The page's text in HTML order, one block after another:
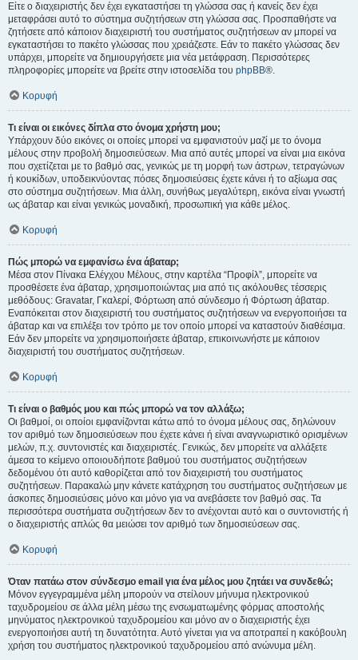
Είτε ο διαχειριστής δεν έχει εγκαταστήσει τη γλώσσα σας ή κανείς δεν έχει
μεταφράσει αυτό το σύστημα συζητήσεων στη γλώσσα σας. Προσπαθήστε να
ζητήσετε από κάποιον διαχειριστή του συστήματος συζητήσεων αν μπορεί να
εγκαταστήσει το πακέτο γλώσσας που χρειάζεστε. Εάν το πακέτο γλώσσας δεν
υπάρχει, μπορείτε να δημιουργήσετε μια νέα μετάφραση. Περισσότερες
πληροφορίες μπορείτε να βρείτε στην ιστοσελίδα του phpBB®.
Κορυφή
Τι είναι οι εικόνες δίπλα στο όνομα χρήστη μου;
Υπάρχουν δύο εικόνες οι οποίες μπορεί να εμφανιστούν μαζί με το όνομα
μέλους στην προβολή δημοσιεύσεων. Μια από αυτές μπορεί να είναι μια εικόνα
που σχετίζεται με το βαθμό σας, γενικώς με τη μορφή των άστρων, τετραγώνων
ή κουκίδων, υποδεικνύοντας πόσες δημοσιεύσεις έχετε κάνει ή το αξίωμα σας
στο σύστημα συζητήσεων. Μια άλλη, συνήθως μεγαλύτερη, εικόνα είναι γνωστή
ως άβαταρ και είναι γενικώς μοναδική, προσωπική για κάθε μέλος.
Κορυφή
Πώς μπορώ να εμφανίσω ένα άβαταρ;
Μέσα στον Πίνακα Ελέγχου Μέλους, στην καρτέλα “Προφίλ”, μπορείτε να
προσθέσετε ένα άβαταρ, χρησιμοποιώντας μια από τις ακόλουθες τέσσερις
μεθόδους: Gravatar, Γκαλερί, Φόρτωση από σύνδεσμο ή Φόρτωση άβαταρ.
Εναπόκειται στον διαχειριστή του συστήματος συζητήσεων να ενεργοποιήσει τα
άβαταρ και να επιλέξει τον τρόπο με τον οποίο μπορεί να καταστούν διαθέσιμα.
Εάν δεν μπορείτε να χρησιμοποιήσετε άβαταρ, επικοινωνήστε με κάποιον
διαχειριστή του συστήματος συζητήσεων.
Κορυφή
Τι είναι ο βαθμός μου και πώς μπορώ να τον αλλάξω;
Οι βαθμοί, οι οποίοι εμφανίζονται κάτω από το όνομα μέλους σας, δηλώνουν
τον αριθμό των δημοσιεύσεων που έχετε κάνει ή είναι αναγνωριστικό ορισμένων
μελών, π.χ. συντονιστές και διαχειριστές. Γενικώς, δεν μπορείτε να αλλάξετε
άμεσα το κείμενο οποιουδήποτε βαθμού του συστήματος συζητήσεων
δεδομένου ότι αυτό καθορίζεται από τον διαχειριστή του συστήματος
συζητήσεων. Παρακαλώ μην κάνετε κατάχρηση του συστήματος συζητήσεων με
άσκοπες δημοσιεύσεις μόνο και μόνο για να ανεβάσετε τον βαθμό σας. Τα
περισσότερα συστήματα συζητήσεων δεν το ανέχονται αυτό και ο συντονιστής ή
ο διαχειριστής απλώς θα μειώσει τον αριθμό των δημοσιεύσεων σας.
Κορυφή
Όταν πατάω στον σύνδεσμο email για ένα μέλος μου ζητάει να συνδεθώ;
Μόνον εγγεγραμμένα μέλη μπορούν να στείλουν μήνυμα ηλεκτρονικού
ταχυδρομείου σε άλλα μέλη μέσω της ενσωματωμένης φόρμας αποστολής
μηνύματος ηλεκτρονικού ταχυδρομείου και μόνο αν ο διαχειριστής έχει
ενεργοποιήσει αυτή τη δυνατότητα. Αυτό γίνεται για να αποτραπεί η κακόβουλη
χρήση του συστήματος ηλεκτρονικού ταχυδρομείου από ανώνυμα μέλη.